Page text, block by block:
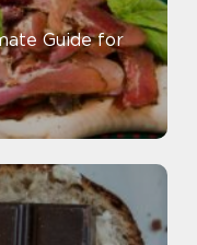
Guide for